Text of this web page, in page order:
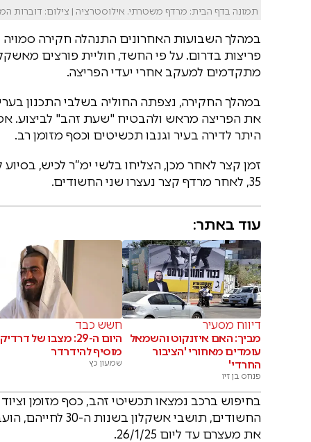
תמונה בדף הבית: מרדף משטרתי. אילוסטרציה | צילום: דוברות
במהלך השבועות האחרונים התנהלה חקירה סמויה
פריצות בדרום. על פי החשד, חוליית פורצים
מתקדמים למעקב אחרי יעדי הפריצה.
במהלך החקירה, נצפתה החוליה בשלבי התכנון
את הפריצה מראש ולהבטיח "שעת זהב" לביצוע.
היתר לדירה בעיר וגנבו תכשיטים וכסף מזומן רב.
זמן קצר לאחר מכן, הצליחו בלשי ימ”ר לכיש,
35, לאחר מרדף קצר נעצרו שני החשודים.
עוד באתר:
דיווח מסעיר
מביך: האם איזנקוט והשמאל
עומדים מאחורי 'הציבור
החרדי'
פנחס בן זיו
חשש כבד
היום ה-29: מצבו של דרדיק
מוסיף להידרדר
שמעון כץ
בחיפוש ברכב נמצאו תכשיטי זהב, כסף מזומן
החשודים, תושבי
את מעצרם עד ליום 26/1/25.